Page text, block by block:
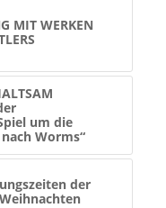
MIT WERKEN
um die
Worms“
der